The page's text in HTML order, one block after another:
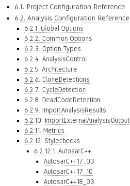
6.1. Project Configuration Reference
6.2. Analysis Configuration Reference
6.2.1. Global Options
6.2.2. Common Options
6.2.3. Option Types
6.2.4. AnalysisControl
6.2.5. Architecture
6.2.6. CloneDetections
6.2.7. CycleDetection
6.2.8. DeadCodeDetection
6.2.9. ImportAnalysisResults
6.2.10. ImportExternalAnalysisOutput
6.2.11. Metrics
6.2.12. Stylechecks
6.2.12.1. AutosarC++
AutosarC++17_03
AutosarC++17_10
AutosarC++18_03